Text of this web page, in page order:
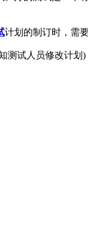
计划的制订时，需
测试人员修改计划